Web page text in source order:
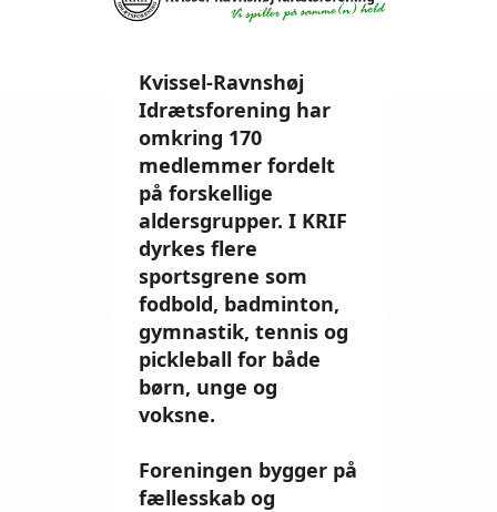
Kvissel-Ravnshøj
Idrætsforening har
omkring 170
medlemmer fordelt
på forskellige
aldersgrupper. I KRIF
dyrkes flere
sportsgrene som
fodbold, badminton,
gymnastik, tennis og
pickleball for både
børn, unge og
voksne.
Foreningen bygger på
fællesskab og